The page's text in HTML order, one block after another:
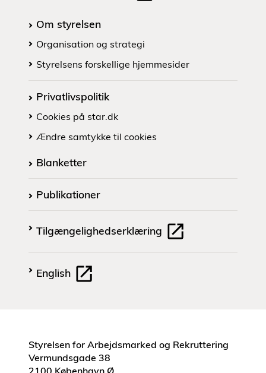
Om styrelsen
Organisation og strategi
Styrelsens forskellige hjemmesider
Privatlivspolitik
Cookies på star.dk
Ændre samtykke til cookies
Blanketter
Publikationer
Tilgængelighedserklæring
English
Styrelsen for Arbejdsmarked og Rekruttering
Vermundsgade 38
2100 København Ø